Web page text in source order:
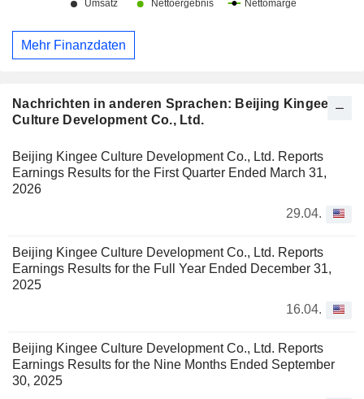
Nachrichten in anderen Sprachen: Beijing Kingee
Culture Development Co., Ltd.
Beijing Kingee Culture Development Co., Ltd. Reports
Earnings Results for the First Quarter Ended March 31,
2026
29.04.
Beijing Kingee Culture Development Co., Ltd. Reports
Earnings Results for the Full Year Ended December 31,
2025
16.04.
Beijing Kingee Culture Development Co., Ltd. Reports
Earnings Results for the Nine Months Ended September
30, 2025
Mehr Finanzdaten